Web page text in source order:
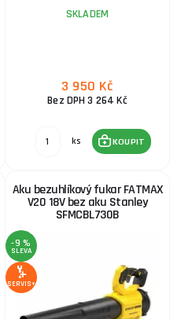
SKLADEM
3 950 Kč
Bez DPH 3 264 Kč
ks KOUPIT
Aku bezuhlíkový fukar FATMAX
V20 18V bez aku Stanley
SFMCBL730B
-9 %
SLEVA
SERVIS+